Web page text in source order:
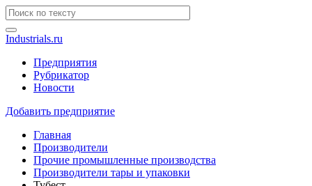
Industrials.ru
Предприятия
Рубрикатор
Новости
Добавить предприятие
Главная
Производители
Прочие промышленные производства
Производители тары и упаковки